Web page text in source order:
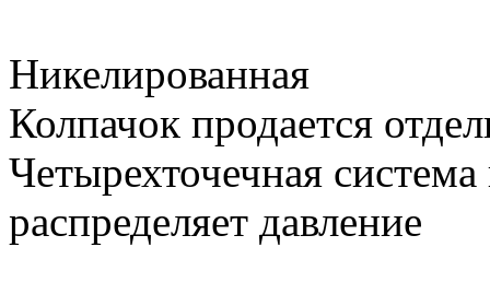
Никелированная
Колпачок продается
Четырехточечная
распределяет давление